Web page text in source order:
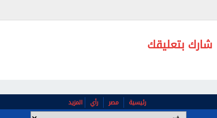
شارك بتعليقك
رئيسية مصر رأي المزيد